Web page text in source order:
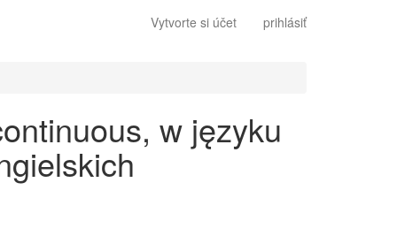
Vytvorte si účet prihlásiť
w języku